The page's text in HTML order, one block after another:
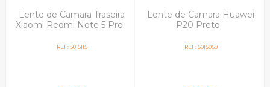
Lente de Camara Traseira
Xiaomi Redmi Note 5 Pro
REF: 5015115
Lente de Camara Huawei
P20 Preto
REF: 5015059